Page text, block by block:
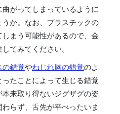
がってしまっているように
か。なお、プラスチックの
まう可能性があるので、金
てみてください。
の錯覚やねじれ唇の錯覚のよ
たことによって生じる錯覚
来取り得ないジグザグの姿
らず、舌先が平べったいま